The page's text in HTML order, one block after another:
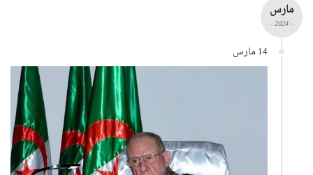
مارس
- 2024 -
14 مارس